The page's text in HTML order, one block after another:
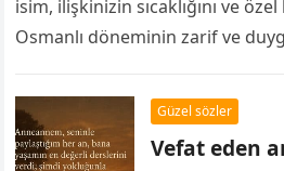
isim, ilişkinizin sıcaklığını ve özel
Osmanlı döneminin zarif ve
isimleri aşkınıza romantik ve
Güzel sözler
Vefat eden